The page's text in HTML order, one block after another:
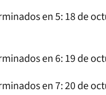
en 5: 18 de
en 6: 19 de
en 7: 20 de